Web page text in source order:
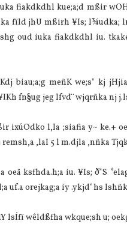
fiakdkdhl kue;a;d mßir
fïld jhU mßirh ¥Is; l¾udka;
oud iuka fiakdkdhl iu.
biau;a;g meñK we;s" kj
fn§ug jeg lfvd¨‍ wjqrñka nj
ixúOdko l,la ;siafia y~
,laI 5 l m.djla ,nñka
ksfhda.h;a iu. ¥Is; ð*S
uf.a orejkag;a iy .ykjd‘ hs
lsÍfï wêldßfha wkque;sh u;